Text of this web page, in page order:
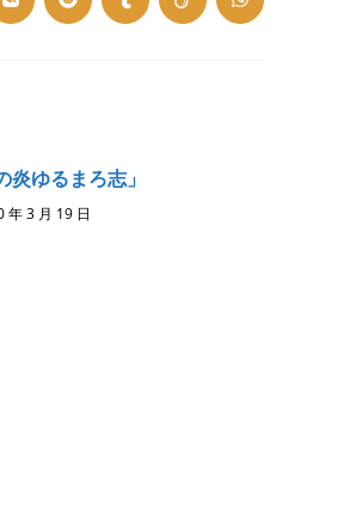
Opens
in
Opens
in
Opens
in
Opens
in
Opens
in
炎ゆるまろ志」
年 3 月 19 日